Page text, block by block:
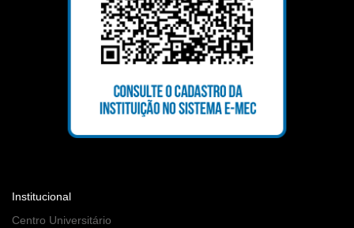
Institucional
Centro Universitário